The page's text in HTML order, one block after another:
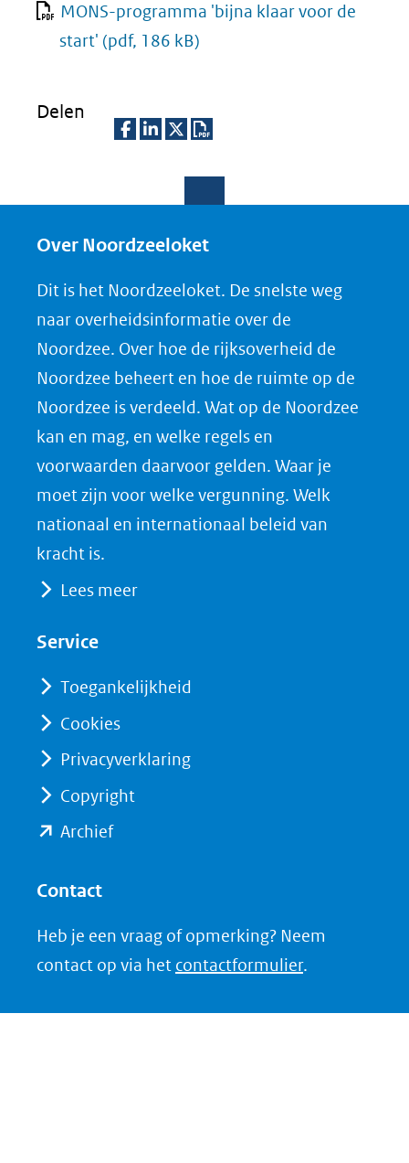
MONS-programma 'bijna klaar voor de
start' (pdf, 186 kB)
Delen
e
o
p
F
a
c
e
b
o
o
in
(verwijst
een
andere
website)
e
o
p
L
i
n
k
e
d
I
(verwijst
andere
e
o
p
X
(opent
in
nieuw
venster)
(verwijst
naar
n
o
a
d
P
D
F
Over Noordzeeloket
Dit is het Noordzeeloket. De snelste weg
naar overheidsinformatie over de
Noordzee. Over hoe de rijksoverheid de
Noordzee beheert en hoe de ruimte op de
Noordzee is verdeeld. Wat op de Noordzee
kan en mag, en welke regels en
voorwaarden daarvoor gelden. Waar je
moet zijn voor welke vergunning. Welk
nationaal en internationaal beleid van
kracht is.
Lees meer
Service
Toegankelijkheid
Cookies
Privacyverklaring
Copyright
Archief(opent
(verwijst
naar
Contact
Heb je een vraag of opmerking? Neem
contact op via het contactformulier.